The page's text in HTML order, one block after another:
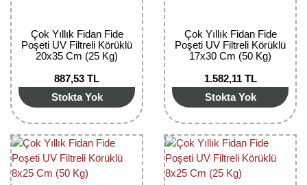
Çok Yıllık Fidan Fide
Poşeti UV Filtreli Körüklü
20x35 Cm (25 Kg)
887,53 TL
Stokta Yok
Çok Yıllık Fidan Fide
Poşeti UV Filtreli Körüklü
17x30 Cm (50 Kg)
1.582,11 TL
Stokta Yok